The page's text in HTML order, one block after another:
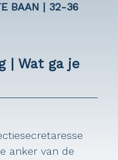
BAAN | 32-36
| Wat ga je
anker van de